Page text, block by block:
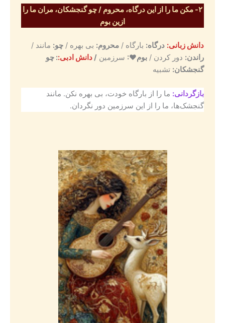
۲- مکن ما را از این درگاه، محروم / چو گنجشکان، مران ما را
ازین بوم
دانش زبانی: درگاه: بارگاه / محروم: بی بهره / چو: مانند /
راندن: دور کردن / بوم♥: سرزمین /دانش ادبی:: چو
گنجشکان: تشبیه
بازگردانی: ما را از بارگاه خودت، بی بهره نکن. مانند
گنجشک‌ها، ما را از این سرزمین دور نگردان.